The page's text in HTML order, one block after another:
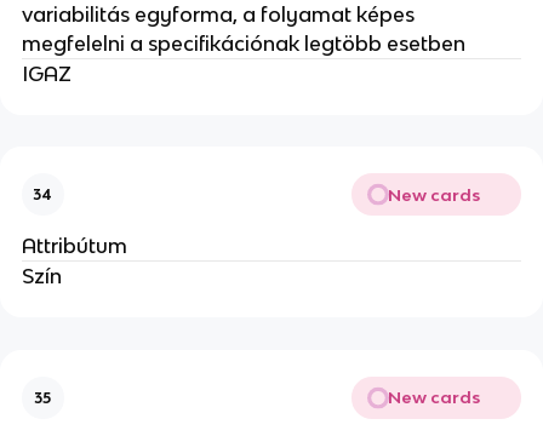
variabilitás egyforma, a folyamat képes
megfelelni a specifikációnak legtöbb esetben
IGAZ
34 New cards
Attribútum
Szín
35 New cards